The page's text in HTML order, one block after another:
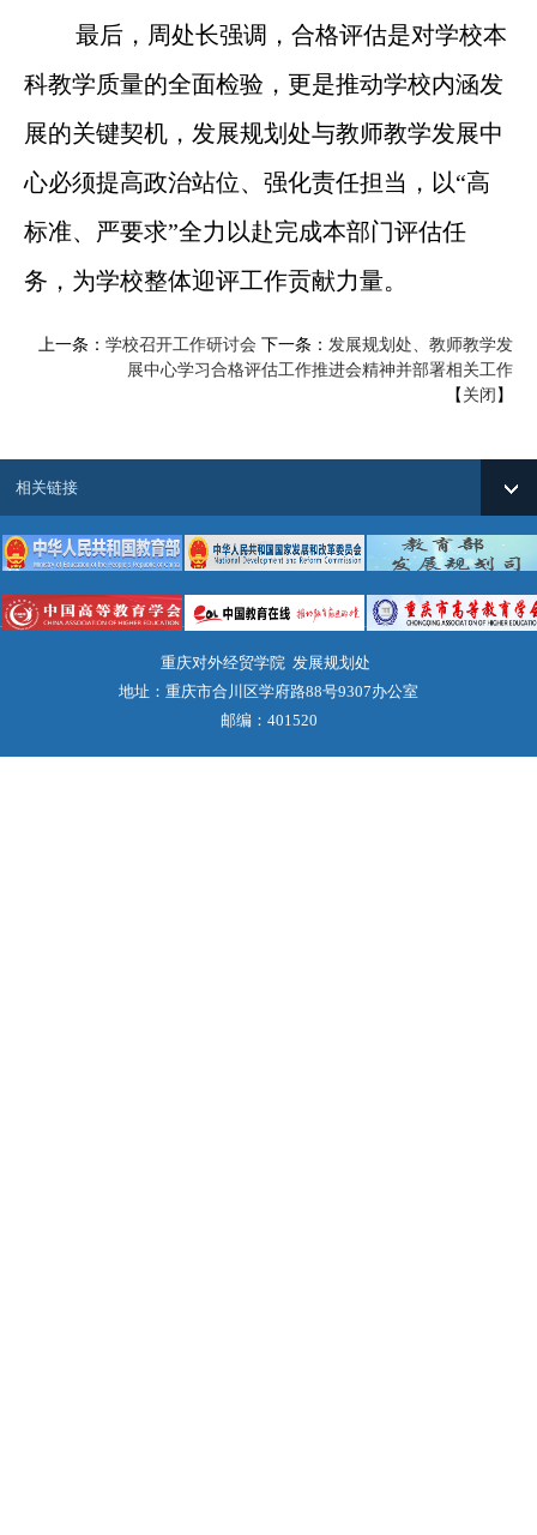
最后，周处长强调，合格评估是对学校本
科教学质量的全面检验，更是推动学校内涵发
展的关键契机，发展规划处与教师教学发展中
心必须提高政治站位、强化责任担当，以“高
标准、严要求”全力以赴完成本部门评估任
务，为学校整体迎评工作贡献力量。
上一条： 学校召开工作研讨会 下一条： 发展规划处、教师教学发
展中心学习合格评估工作推进会精神并部署相关工作
【 关闭 】
重庆对外经贸学院 发展规划处
地址：重庆市合川区学府路88号9307办公室
邮编：401520
相关链接